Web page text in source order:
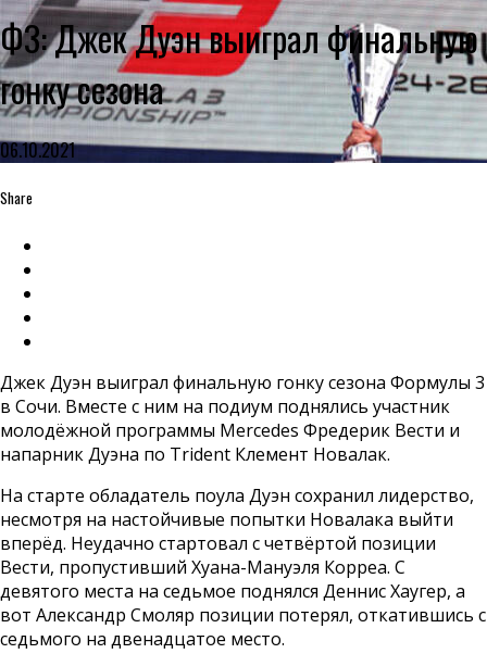
Ф3: Джек Дуэн выиграл финальную
гонку сезона
06.10.2021
Share
Джек Дуэн выиграл финальную гонку сезона Формулы 3
в Сочи. Вместе с ним на подиум поднялись участник
молодёжной программы Mercedes Фредерик Вести и
напарник Дуэна по Trident Клемент Новалак.
На старте обладатель поула Дуэн сохранил лидерство,
несмотря на настойчивые попытки Новалака выйти
вперёд. Неудачно стартовал с четвёртой позиции
Вести, пропустивший Хуана-Мануэля Корреа. С
девятого места на седьмое поднялся Деннис Хаугер, а
вот Александр Смоляр позиции потерял, откатившись с
седьмого на двенадцатое место.